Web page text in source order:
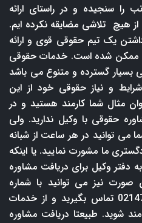
را سنجیده و در راستای ارائه
هیچ تلاشی مضایقه نکرده ایم.
یک تیم حقوقی قوی و ارائه
ممکن شده است. خدمات حقوقی
بسیار گسترده و متنوع می باشد
و نیاز حقوقی خود از این
مثال شما کارمند هستید و در
حقوقی با وکیل ندارید. ولی
می توانید در هر ساعت از شبانه
ما مشورت نمایید. یا اینکه
دفتر وکیل برای دریافت مشاوره
نیز می توانید با شماره
09212242670 و یا 02147625900 تماس بگیرید و از خدمات
شوید. طبیعتا دریافت مشاوره